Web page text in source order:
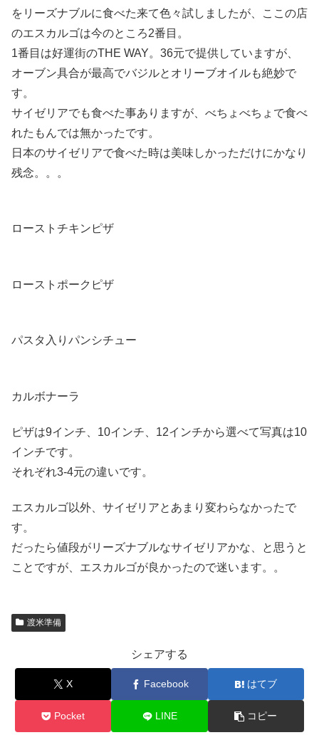
をリーズナブルに食べた来て色々試しましたが、ここの店
のエスカルゴは今のところ2番目。
1番目は好運街のTHE WAY。36元で提供していますが、
オーブン具合が最高でバジルとオリーブオイルも絶妙で
す。
サイゼリアでも食べた事ありますが、べちょべちょで食べ
れたもんでは無かったです。
日本のサイゼリアで食べた時は美味しかっただけにかなり
残念。。。
ローストチキンピザ
ローストポークピザ
パスタ入りパンシチュー
カルボナーラ
ピザは9インチ、10インチ、12インチから選べて写真は10
インチです。
それぞれ3-4元の違いです。
エスカルゴ以外、サイゼリアとあまり変わらなかったで
す。
だったら値段がリーズナブルなサイゼリアかな、と思うと
ことですが、エスカルゴが良かったので迷います。。
渡米準備
シェアする
X Facebook はてブ
Pocket LINE コピー